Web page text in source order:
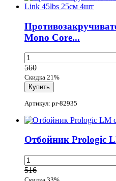
Mono Core...
560
Скидка 21%
Артикул: pr-82935
Отбойник Prologic
516